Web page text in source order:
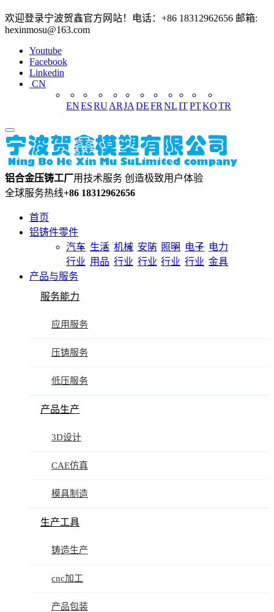
欢迎登录宁波贺鑫官方网站！电话：+86 18312962656 邮箱:
hexinmosu@163.com
Youtube
Facebook
Linkedin
CN
ENESRUARJA DEFR NLITPTKOTR
铝合金压铸工厂用技术服务 创造极致用户体验
全球服务热线+86 18312962656
首页
铝铸件零件
汽车
行业
生活
用品
机械
行业
安防
行业
照明
行业
电子
行业
电力
金具
产品与服务
服务能力
应用服务
压铸服务
低压服务
产品生产
3D设计
CAE仿真
模具制造
生产工具
铸造生产
cnc加工
产品包装